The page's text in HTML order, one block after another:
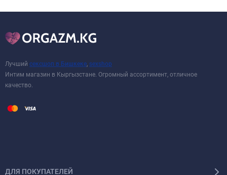
Лучший сексшоп в Бишкеке sexshop
Интим магазин в Кыргызстане. Огромный ассортимент, отличное
качество.
ДЛЯ ПОКУПАТЕЛЕЙ